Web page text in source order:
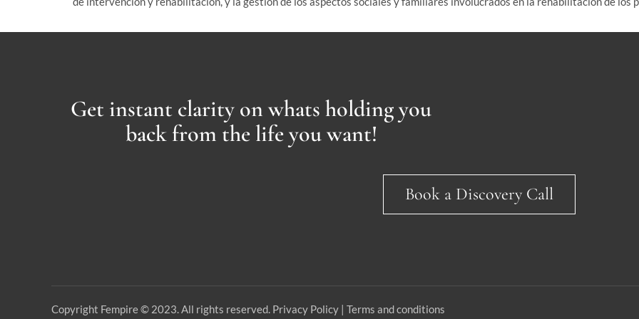
Get instant clarity on whats holding you
back from the life you want!
Book a Discovery Call
Copyright Fempire © 2023. All rights reserved. Privacy Policy | Terms and conditions